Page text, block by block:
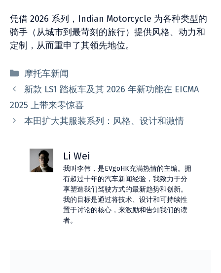
凭借 2026 系列，Indian Motorcycle 为各种类型的
骑手（从城市到最苛刻的旅行）提供风格、动力和
定制，从而重申了其领先地位。
分
类
摩托车新闻
新款 LS1 踏板车及其 2026 年新功能在 EICMA
2025 上带来零惊喜
本田扩大其服装系列：风格、设计和激情
Li Wei
我叫李伟，是EVgoHK充满热情的主编。拥
有超过十年的汽车新闻经验，我致力于分
享塑造我们驾驶方式的最新趋势和创新。
我的目标是通过将技术、设计和可持续性
置于讨论的核心，来激励和告知我们的读
者。